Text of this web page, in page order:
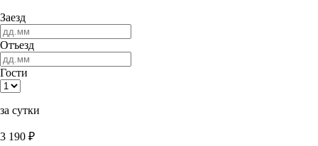
Заезд
Отъезд
Гости
за сутки
3 190 ₽